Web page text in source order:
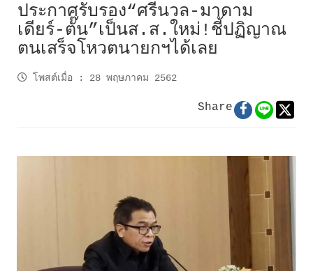
ประกาศรับรอง“ศรีนวล-มาดาม
เดียร์-ตั๊น”เป็นส.ส.ใหม่!ชี้ปฏิญาณ
ตนเสร็จโหวตนายกฯได้เลย
โพสต์เมื่อ : 28 พฤษภาคม 2562
Share